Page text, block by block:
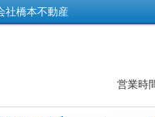
社橋本不動産
営業時